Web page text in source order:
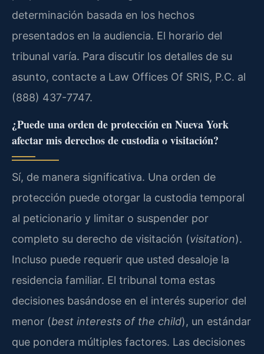
determinación basada en los hechos
presentados en la audiencia. El horario del
tribunal varía. Para discutir los detalles de su
asunto, contacte a Law Offices Of SRIS, P.C. al
(888) 437-7747.
¿Puede una orden de protección en Nueva York
afectar mis derechos de custodia o visitación?
Sí, de manera significativa. Una orden de
protección puede otorgar la custodia temporal
al peticionario y limitar o suspender por
completo su derecho de visitación (visitation).
Incluso puede requerir que usted desaloje la
residencia familiar. El tribunal toma estas
decisiones basándose en el interés superior del
menor (best interests of the child), un estándar
que pondera múltiples factores. Las decisiones